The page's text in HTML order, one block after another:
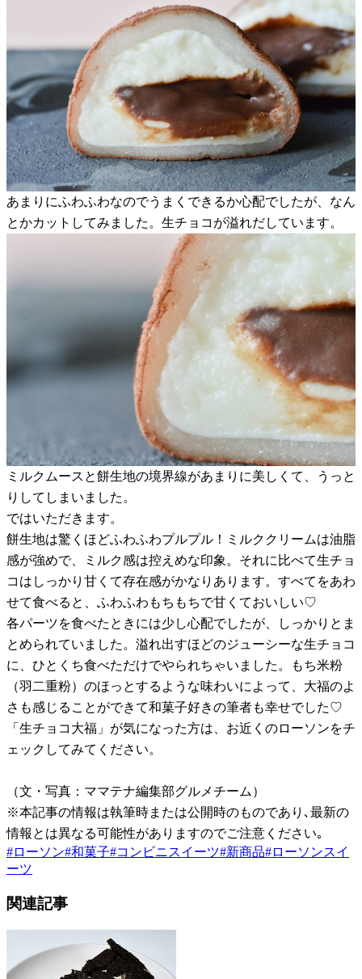
あまりにふわふわなのでうまくできるか心配でしたが、なん
とかカットしてみました。生チョコが溢れだしています。
ミルクムースと餅生地の境界線があまりに美しくて、うっと
りしてしまいました。
ではいただきます。
餅生地は驚くほどふわふわプルプル！ミルククリームは油脂
感が強めで、ミルク感は控えめな印象。それに比べて生チョ
コはしっかり甘くて存在感がかなりあります。すべてをあわ
せて食べると、ふわふわもちもちで甘くておいしい♡
各パーツを食べたときには少し心配でしたが、しっかりとま
とめられていました。溢れ出すほどのジューシーな生チョコ
に、ひとくち食べただけでやられちゃいました。もち米粉
（羽二重粉）のほっとするような味わいによって、大福のよ
さも感じることができて和菓子好きの筆者も幸せでした♡
「生チョコ大福」が気になった方は、お近くのローソンをチ
ェックしてみてください。
（文・写真：ママテナ編集部グルメチーム）
※本記事の情報は執筆時または公開時のものであり､最新の
情報とは異なる可能性がありますのでご注意ください｡
#ローソン#和菓子#コンビニスイーツ#新商品#ローソンスイ
ーツ
関連記事